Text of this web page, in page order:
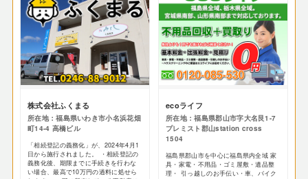
株式会社ふくまる
所在地：福島県いわき市小名浜花畑
町14-4 高橋ビル
「相続登記の義務化」が、2024年4月1
日から施行されました。 ・相続登記の
義務化後、期限までに手続きを行わな
い場合、最高で10万円の過料に処せら
ecoライフ
所在地：福島県郡山市字大名艮1-7
プレミスト郡山station cross
1504
福島県郡山市を中心に福島県内全域 家
具・家電・不用品・ゴミ屋敷・遺品整
理・ 引っ越しのお手伝い・車、バイク